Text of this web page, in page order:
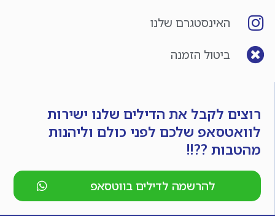
האינסטגרם שלנו
ביטול הזמנה
רוצים לקבל את הדילים שלנו ישירות
לוואטסאפ שלכם לפני כולם וליהנות
מהטבות ??!!
להרשמה לדילים בווטסאפ